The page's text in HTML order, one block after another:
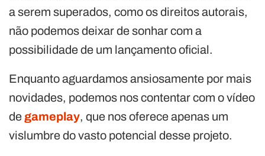
a serem superados, como os direitos autorais,
não podemos deixar de sonhar com a
possibilidade de um lançamento oficial.
Enquanto aguardamos ansiosamente por mais
novidades, podemos nos contentar com o vídeo
de gameplay, que nos oferece apenas um
vislumbre do vasto potencial desse projeto.